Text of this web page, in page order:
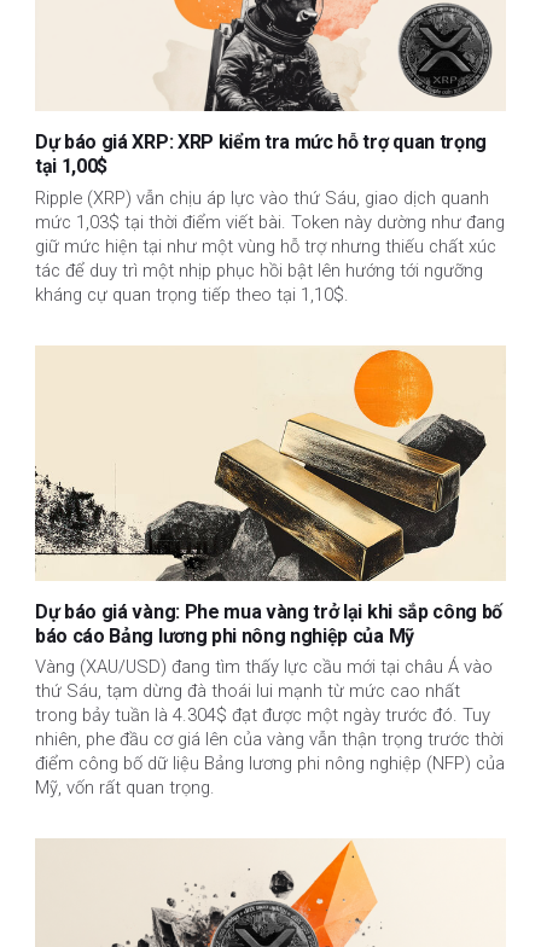
Dự báo giá XRP: XRP kiểm tra mức hỗ trợ quan trọng
tại 1,00$
Ripple (XRP) vẫn chịu áp lực vào thứ Sáu, giao dịch quanh
mức 1,03$ tại thời điểm viết bài. Token này dường như đang
giữ mức hiện tại như một vùng hỗ trợ nhưng thiếu chất xúc
tác để duy trì một nhịp phục hồi bật lên hướng tới ngưỡng
kháng cự quan trọng tiếp theo tại 1,10$.
Dự báo giá vàng: Phe mua vàng trở lại khi sắp công bố
báo cáo Bảng lương phi nông nghiệp của Mỹ
Vàng (XAU/USD) đang tìm thấy lực cầu mới tại châu Á vào
thứ Sáu, tạm dừng đà thoái lui mạnh từ mức cao nhất
trong bảy tuần là 4.304$ đạt được một ngày trước đó. Tuy
nhiên, phe đầu cơ giá lên của vàng vẫn thận trọng trước thời
điểm công bố dữ liệu Bảng lương phi nông nghiệp (NFP) của
Mỹ, vốn rất quan trọng.